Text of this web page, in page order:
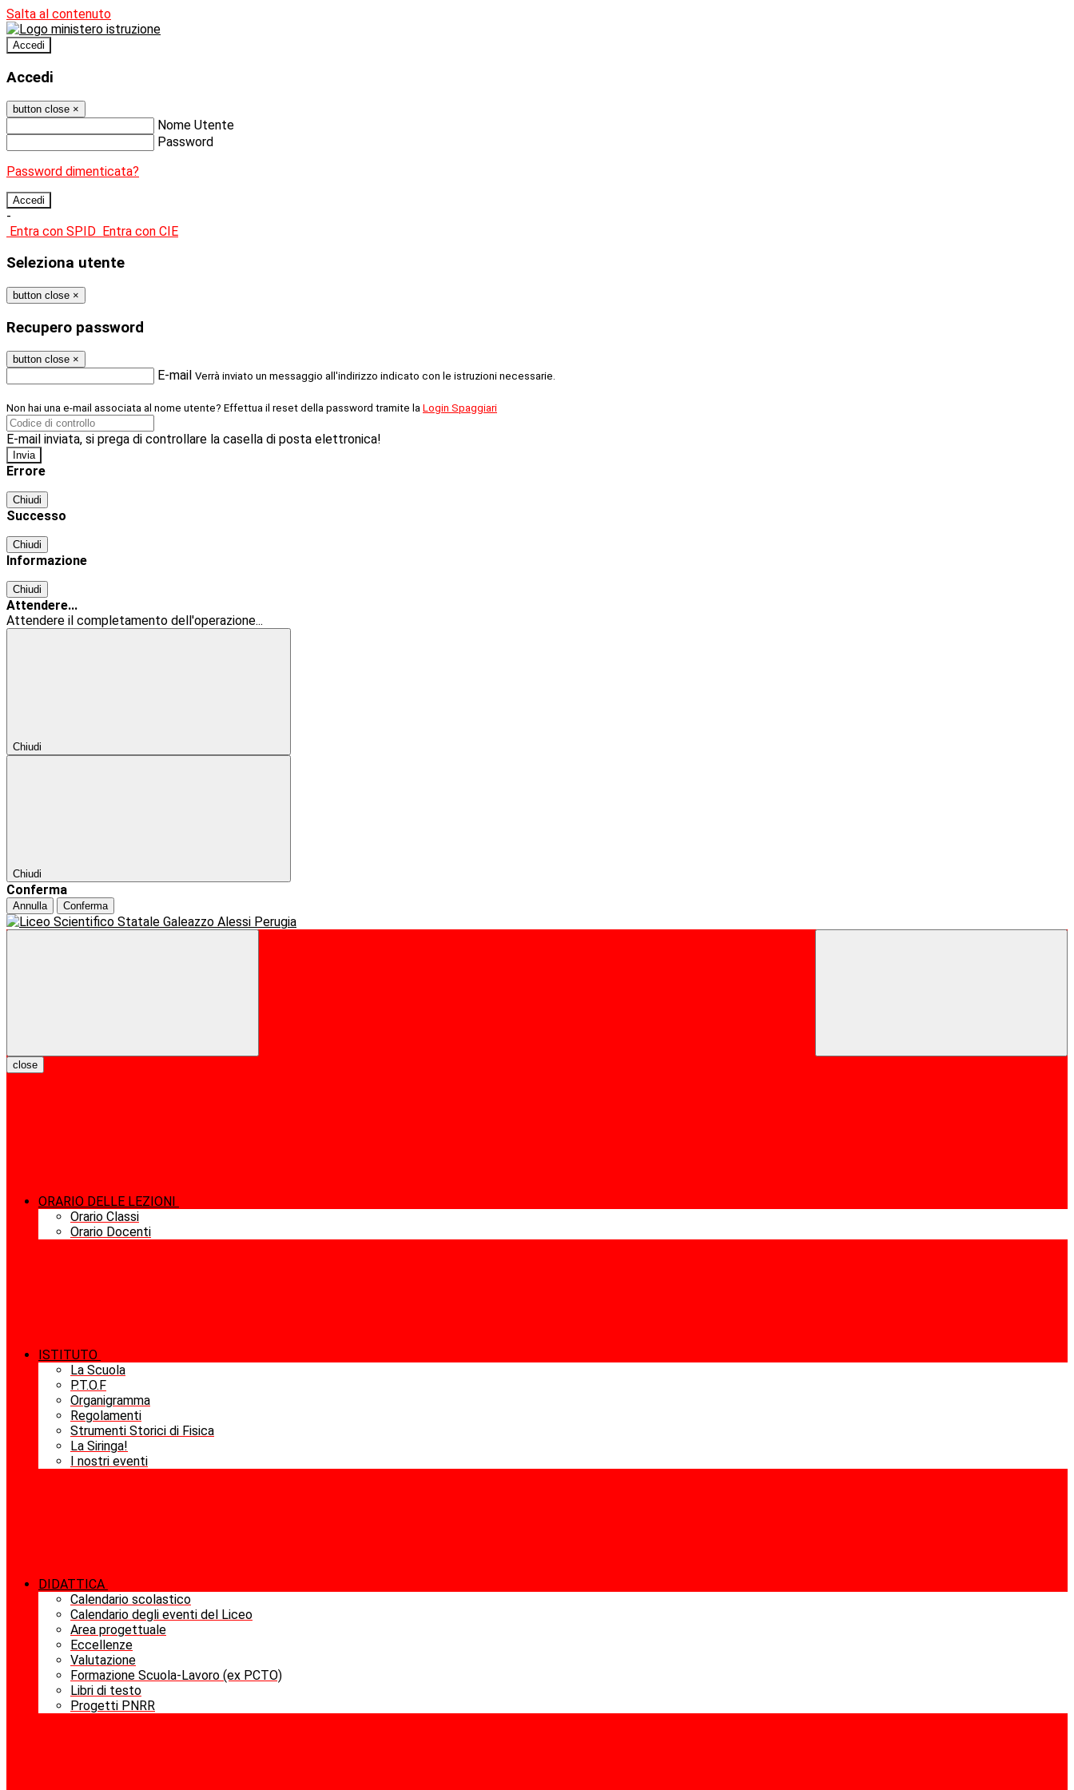
Salta al contenuto
Accedi
Accedi
button close ×
Nome Utente
Password
Password dimenticata?
-
Entra con SPID Entra con CIE
Seleziona utente
button close ×
Recupero password
button close ×
E-mail Verrà inviato un messaggio all'indirizzo indicato con le istruzioni necessarie.
Non hai una e-mail associata al nome utente? Effettua il reset della password tramite la Login Spaggiari
E-mail inviata, si prega di controllare la casella di posta elettronica!
Errore
Chiudi
Successo
Chiudi
Informazione
Chiudi
Attendere...
Attendere il completamento dell'operazione...
Chiudi
Chiudi
Conferma
Annulla Conferma
close
ORARIO DELLE LEZIONI
Orario Classi
Orario Docenti
ISTITUTO
La Scuola
P.T.O.F
Organigramma
Regolamenti
Strumenti Storici di Fisica
La Siringa!
I nostri eventi
DIDATTICA
Calendario scolastico
Calendario degli eventi del Liceo
Area progettuale
Eccellenze
Valutazione
Formazione Scuola-Lavoro (ex PCTO)
Libri di testo
Progetti PNRR